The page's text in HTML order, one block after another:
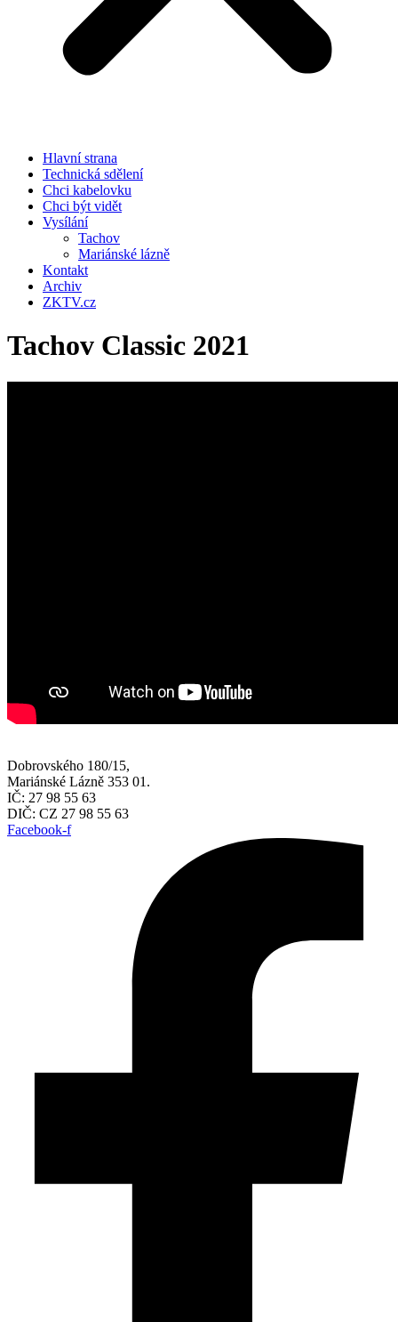
Hlavní strana
Technická sdělení
Chci kabelovku
Chci být vidět
Vysílání
Tachov
Mariánské lázně
Kontakt
Archiv
ZKTV.cz
Tachov Classic 2021
Dobrovského 180/15,
Mariánské Lázně 353 01.
IČ: 27 98 55 63
DIČ: CZ 27 98 55 63
Facebook-f